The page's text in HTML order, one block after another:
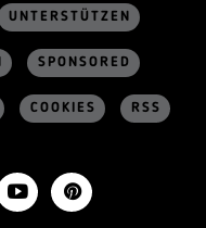
UNTERSTÜTZEN
SPONSORED
COOKIES RSS